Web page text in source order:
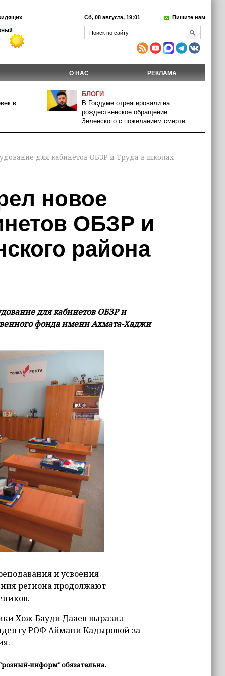
Сб, 08 августа, 19:01 Пишите нам
О НАС РЕКЛАМА
в
БЛОГИ
В Госдуме отреагировали на
рождественское обращение
Зеленского с пожеланием смерти
для кабинетов ОБЗР и Труда в школах
новое
ОБЗР и
района
для кабинетов ОБЗР и
фонда имени Ахмата-Хаджи
и усвоения
региона продолжают
Хож-Бауди Дааев выразил
РОФ Аймани Кадыровой за
информ" обязательна.